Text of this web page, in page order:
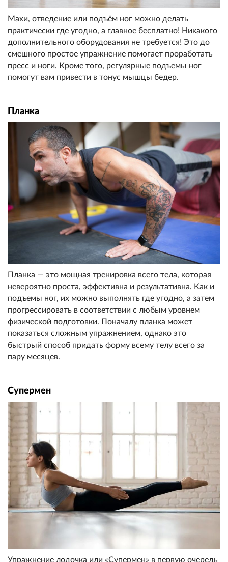
Махи, отведение или подъём ног можно делать
практически где угодно, а главное бесплатно! Никакого
дополнительного оборудования не требуется! Это до
смешного простое упражнение помогает проработать
пресс и ноги. Кроме того, регулярные подъемы ног
помогут вам привести в тонус мышцы бедер.
Планка
Планка — это мощная тренировка всего тела, которая
невероятно проста, эффективна и результативна. Как и
подъемы ног, их можно выполнять где угодно, а затем
прогрессировать в соответствии с любым уровнем
физической подготовки. Поначалу планка может
показаться сложным упражнением, однако это
быстрый способ придать форму всему телу всего за
пару месяцев.
Супермен
Упражнение лодочка или «Супермен» в первую очередь